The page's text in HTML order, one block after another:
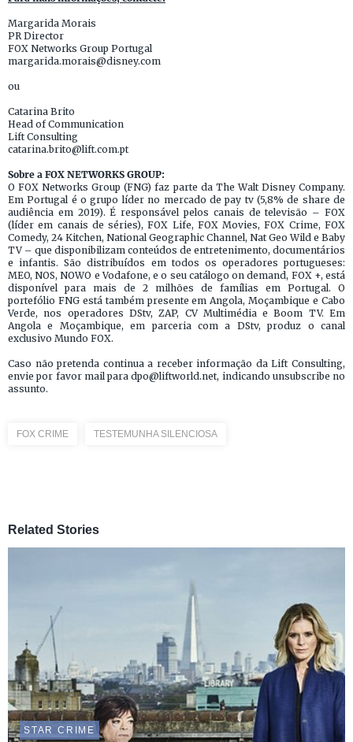
Margarida Morais
PR Director
FOX Networks Group Portugal
margarida.morais@disney.com
ou
Catarina Brito
Head of Communication
Lift Consulting
catarina.brito@lift.com.pt
Sobre a FOX NETWORKS GROUP:
O FOX Networks Group (FNG) faz parte da The Walt Disney Company.
Em Portugal é o grupo líder no mercado de pay tv (5,8% de share de
audiência em 2019). É responsável pelos canais de televisão – FOX
(líder em canais de séries), FOX Life, FOX Movies, FOX Crime, FOX
Comedy, 24 Kitchen, National Geographic Channel, Nat Geo Wild e Baby
TV – que disponibilizam conteúdos de entretenimento, documentários
e infantis. São distribuídos em todos os operadores portugueses:
MEO, NOS, NOWO e Vodafone, e o seu catálogo on demand, FOX +, está
disponível para mais de 2 milhões de famílias em Portugal. O
portefólio FNG está também presente em Angola, Moçambique e Cabo
Verde, nos operadores DStv, ZAP, CV Multimédia e Boom TV. Em
Angola e Moçambique, em parceria com a DStv, produz o canal
exclusivo Mundo FOX.
Caso não pretenda continua a receber informação da Lift Consulting,
envie por favor mail para dpo@liftworld.net, indicando unsubscribe no
assunto.
FOX CRIME TESTEMUNHA SILENCIOSA
Related Stories
STAR CRIME